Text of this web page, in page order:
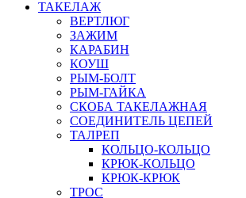
ТАКЕЛАЖ
ВЕРТЛЮГ
ЗАЖИМ
КАРАБИН
КОУШ
РЫМ-БОЛТ
РЫМ-ГАЙКА
СКОБА ТАКЕЛАЖНАЯ
СОЕДИНИТЕЛЬ ЦЕПЕЙ
ТАЛРЕП
КОЛЬЦО-КОЛЬЦО
КРЮК-КОЛЬЦО
КРЮК-КРЮК
ТРОС